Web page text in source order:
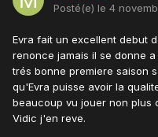
Posté(e) le 4
Evra fait un excellent debut
renonce jamais il se donne
trés bonne premiere saison
qu'Evra puisse avoir la
beaucoup vu jouer non plus
Vidic j'en reve.